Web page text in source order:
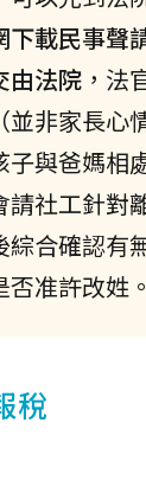
下載民事聲
由法院 ，法
並非家長心
子與爸媽相
請社工針對
綜合確認有
准許改姓。
稅